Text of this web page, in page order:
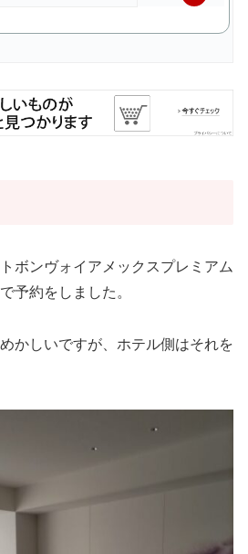
入
ボンヴォイアメックスプレミアム
予約をしました。
かしいですが、ホテル側はそれを